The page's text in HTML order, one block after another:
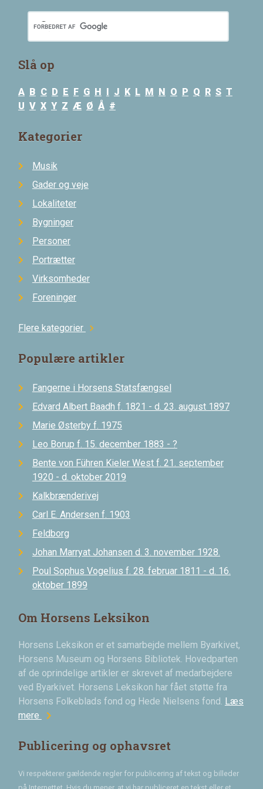
Slå op
A B C D E F G H I J K L M N O P Q R S T
U V X Y Z Æ Ø Å #
Kategorier
Musik
Gader og veje
Lokaliteter
Bygninger
Personer
Portrætter
Virksomheder
Foreninger
Flere kategorier chevron_right
Populære artikler
Fangerne i Horsens Statsfængsel
Edvard Albert Baadh f. 1821 - d. 23. august 1897
Marie Østerby f. 1975
Leo Borup f. 15. december 1883 - ?
Bente von Führen Kieler West f. 21. september
1920 - d. oktober 2019
Kalkbrænderivej
Carl E. Andersen f. 1903
Feldborg
Johan Marryat Johansen d. 3. november 1928.
Poul Sophus Vogelius f. 28. februar 1811 - d. 16.
oktober 1899
Om Horsens Leksikon
Horsens Leksikon er et samarbejde mellem Byarkivet,
Horsens Museum og Horsens Bibliotek. Hovedparten
af de oprindelige artikler er skrevet af medarbejdere
ved Byarkivet. Horsens Leksikon har fået støtte fra
Horsens Folkeblads fond og Hede Nielsens fond. Læs
mere chevron_right
Publicering og ophavsret
Vi respekterer gældende regler for publicering af tekst og billeder